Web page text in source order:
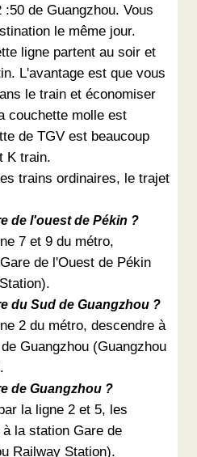
de Guangzhou. Vous
le même jour.
ligne partent au soir et
L'avantage est que vous
le train et économiser
couchette molle est
de TGV est beaucoup
K train.
trains ordinaires, le trajet
de l'ouest de Pékin ?
7 et 9 du métro,
de l'Ouest de Pékin
du Sud de Guangzhou ?
2 du métro, descendre à
Guangzhou (Guangzhou
de Guangzhou ?
la ligne 2 et 5, les
la station Gare de
Railway Station).